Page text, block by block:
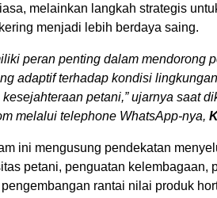
melainkan langkah strategis
menjadi lebih berdaya saing.
peran penting dalam mendorong
adaptif terhadap kondisi
petani,” ujarnya saat
melalui telephone WhatsApp-nya,
ini mengusung pendekatan
petani, penguatan kelembagaan,
rantai nilai produk